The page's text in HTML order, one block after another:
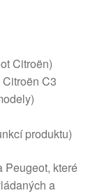
Citroën)
C3
produktu)
Peugeot, které
a